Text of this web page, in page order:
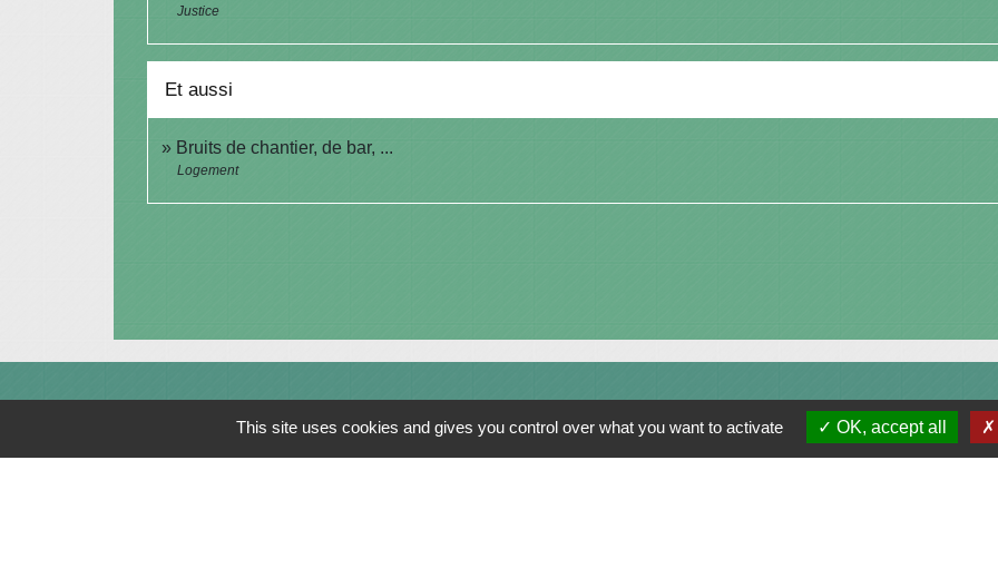
Justice
Et aussi
Bruits de chantier, de bar, ...
Logement
ContactsThis site uses cookies and gives you control over what you want to activate OK, accept all